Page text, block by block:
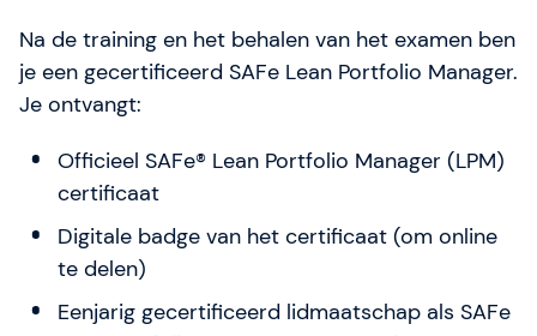
Na de training en het behalen van het examen ben
je een gecertificeerd SAFe Lean Portfolio Manager.
Je ontvangt:
Officieel SAFe® Lean Portfolio Manager (LPM)
certificaat
Digitale badge van het certificaat (om online
te delen)
Eenjarig gecertificeerd lidmaatschap als SAFe